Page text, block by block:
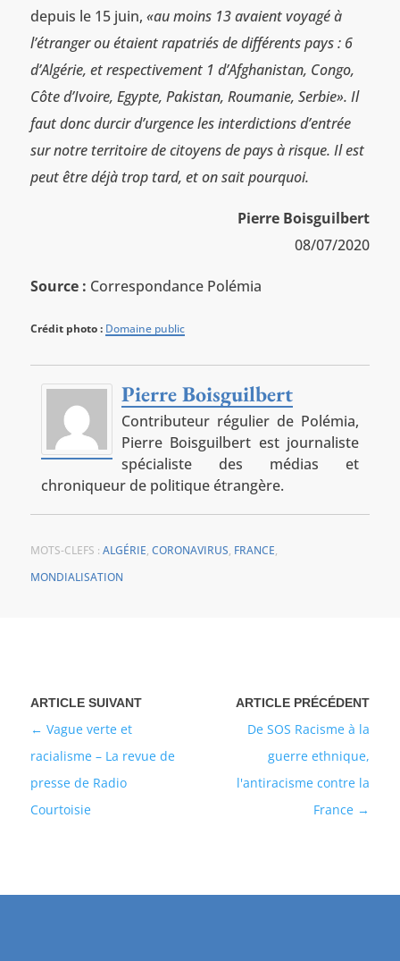
depuis le 15 juin, «au moins 13 avaient voyagé à
l’étranger ou étaient rapatriés de différents pays : 6
d’Algérie, et respectivement 1 d’Afghanistan, Congo,
Côte d’Ivoire, Egypte, Pakistan, Roumanie, Serbie». Il
faut donc durcir d’urgence les interdictions d’entrée
sur notre territoire de citoyens de pays à risque. Il est
peut être déjà trop tard, et on sait pourquoi.
Pierre Boisguilbert
08/07/2020
Source : Correspondance Polémia
Crédit photo : Domaine public
Pierre Boisguilbert
Contributeur régulier de Polémia,
Pierre Boisguilbert est journaliste
spécialiste des médias et
chroniqueur de politique étrangère.
MOTS-CLEFS : ALGÉRIE, CORONAVIRUS, FRANCE,
MONDIALISATION
De SOS Racisme à la
guerre ethnique,
l'antiracisme contre la
France
Vague verte et
racialisme – La revue de
presse de Radio
Courtoisie